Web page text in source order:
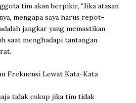
tim akan berpikir, "Jika atasan
mengapa saya harus repot-
jangkar yang memastikan
saat menghadapi tantangan
Frekuensi Lewat Kata-Kata
tidak cukup jika tim tidak